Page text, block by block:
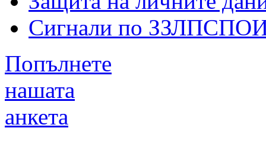
Сигнали по
Попълнете
нашата
анкета